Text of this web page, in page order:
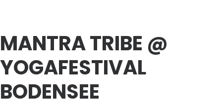
MANTRA TRIBE @
YOGAFESTIVAL
BODENSEE